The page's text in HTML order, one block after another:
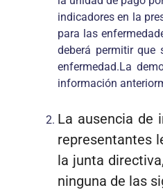
indicadores en la
para las
deberá permitir que
enfermedad.La
información
La ausencia de
representantes
la junta
ninguna de las